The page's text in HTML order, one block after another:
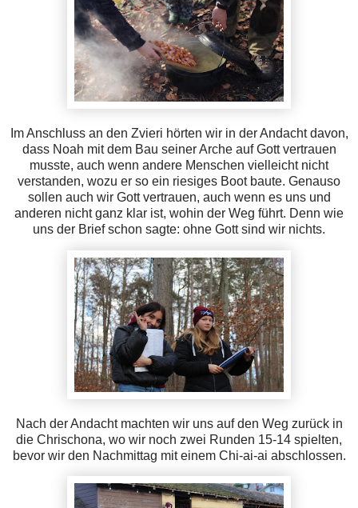
Im Anschluss an den Zvieri hörten wir in der Andacht davon,
dass Noah mit dem Bau seiner Arche auf Gott vertrauen
musste, auch wenn andere Menschen vielleicht nicht
verstanden, wozu er so ein riesiges Boot baute. Genauso
sollen auch wir Gott vertrauen, auch wenn es uns und
anderen nicht ganz klar ist, wohin der Weg führt. Denn wie
uns der Brief schon sagte: ohne Gott sind wir nichts.
Nach der Andacht machten wir uns auf den Weg zurück in
die Chrischona, wo wir noch zwei Runden 15-14 spielten,
bevor wir den Nachmittag mit einem Chi-ai-ai abschlossen.